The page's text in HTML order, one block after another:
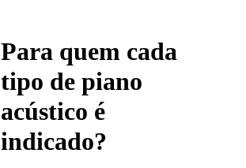
Para quem cada
tipo de piano
acústico é
indicado?